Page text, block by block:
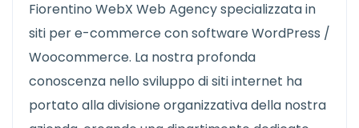
Fiorentino WebX Web Agency specializzata in
siti per e-commerce con software WordPress /
Woocommerce. La nostra profonda
conoscenza nello sviluppo di siti internet ha
portato alla divisione organizzativa della nostra